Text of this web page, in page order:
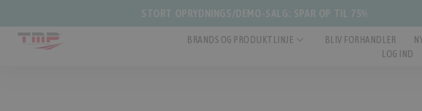
STORT OPRYDNINGS/DEMO-SALG: SPAR OP TIL 75%
BRANDS OG PRODUKTLINJE BLIV FORHANDLER
LOG IND